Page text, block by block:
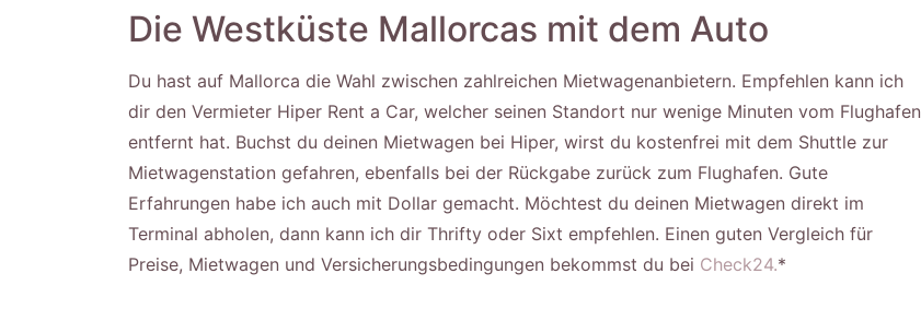
Die Westküste Mallorcas mit dem Auto
Du hast auf Mallorca die Wahl zwischen zahlreichen Mietwagenanbietern. Empfehlen kann ich
dir den Vermieter Hiper Rent a Car, welcher seinen Standort nur wenige Minuten vom Flughafen
entfernt hat. Buchst du deinen Mietwagen bei Hiper, wirst du kostenfrei mit dem Shuttle zur
Mietwagenstation gefahren, ebenfalls bei der Rückgabe zurück zum Flughafen. Gute
Erfahrungen habe ich auch mit Dollar gemacht. Möchtest du deinen Mietwagen direkt im
Terminal abholen, dann kann ich dir Thrifty oder Sixt empfehlen. Einen guten Vergleich für
Preise, Mietwagen und Versicherungsbedingungen bekommst du bei Check24.*